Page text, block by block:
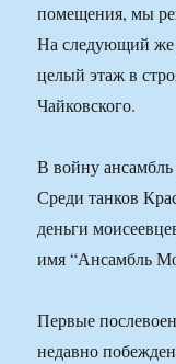
помещения, мы
На следующий же
целый этаж в
Чайковского.
В войну
Среди танков
деньги
имя “Ансамбль
Первые
недавно